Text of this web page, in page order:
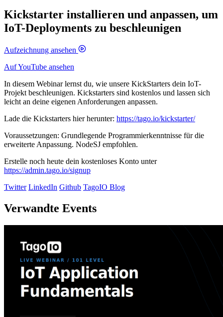
Kickstarter installieren und anpassen, um
IoT-Deployments zu beschleunigen
Aufzeichnung ansehen
Auf YouTube ansehen
In diesem Webinar lernst du, wie unsere KickStarters dein IoT-
Projekt beschleunigen. Kickstarters sind kostenlos und lassen sich
leicht an deine eigenen Anforderungen anpassen.
Lade die Kickstarters hier herunter: https://tago.io/kickstarter/
Voraussetzungen: Grundlegende Programmierkenntnisse für die
erweiterte Anpassung. NodeSJ empfohlen.
Erstelle noch heute dein kostenloses Konto unter
https://admin.tago.io/signup
Twitter LinkedIn Github TagoIO Blog
Verwandte Events